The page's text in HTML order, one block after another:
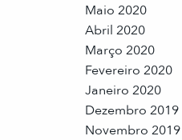
Maio 2020
Abril 2020
Março 2020
Fevereiro 2020
Janeiro 2020
Dezembro 2019
Novembro 2019